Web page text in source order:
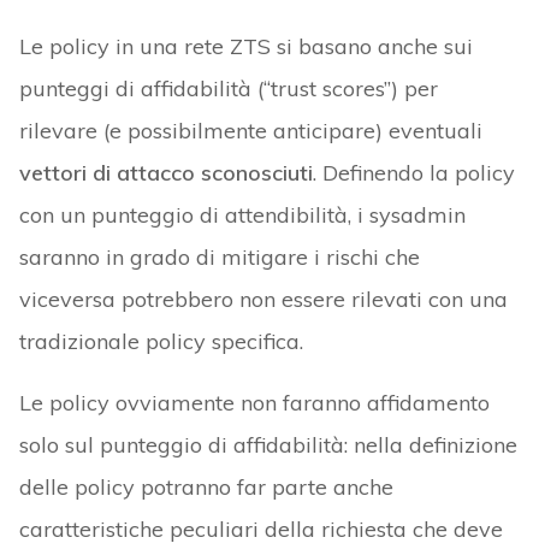
Le policy in una rete ZTS si basano anche sui
punteggi di affidabilità (“trust scores”) per
rilevare (e possibilmente anticipare) eventuali
vettori di attacco sconosciuti. Definendo la policy
con un punteggio di attendibilità, i sysadmin
saranno in grado di mitigare i rischi che
viceversa potrebbero non essere rilevati con una
tradizionale policy specifica.
Le policy ovviamente non faranno affidamento
solo sul punteggio di affidabilità: nella definizione
delle policy potranno far parte anche
caratteristiche peculiari della richiesta che deve